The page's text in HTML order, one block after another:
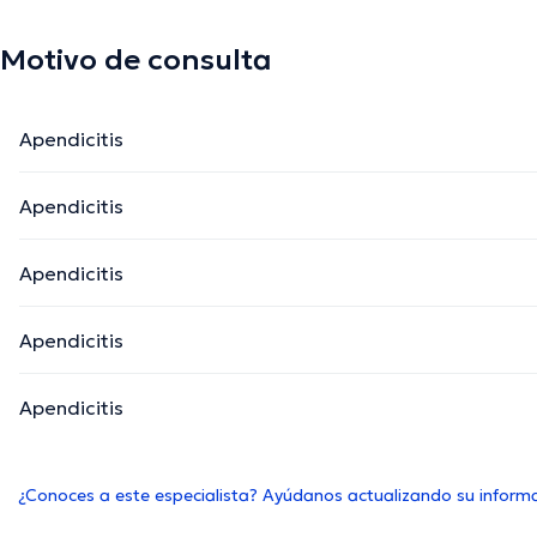
Motivo de consulta
Apendicitis
Apendicitis
Apendicitis
Apendicitis
Apendicitis
¿Conoces a este especialista? Ayúdanos actualizando su